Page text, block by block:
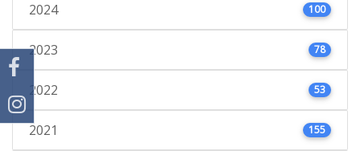
2024 100
2023 78
2022 53
2021 155